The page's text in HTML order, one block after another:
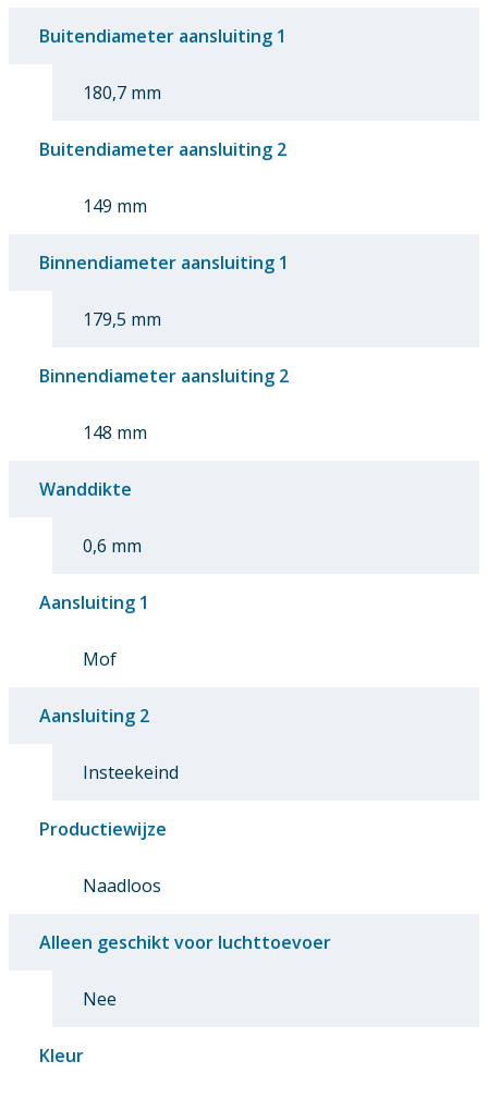
Buitendiameter aansluiting 1
180,7 mm
Buitendiameter aansluiting 2
149 mm
Binnendiameter aansluiting 1
179,5 mm
Binnendiameter aansluiting 2
148 mm
Wanddikte
0,6 mm
Aansluiting 1
Mof
Aansluiting 2
Insteekeind
Productiewijze
Naadloos
Alleen geschikt voor luchttoevoer
Nee
Kleur